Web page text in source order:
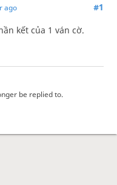
ago #1
kết của 1 ván cờ.
be replied to.